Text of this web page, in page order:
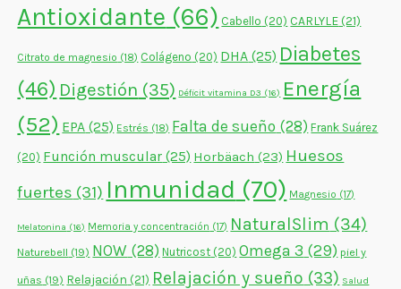
Antioxidante (66) Cabello (20) CARLYLE(21)
Citrato de magnesio (18) Colágeno (20) DHA (25) Diabetes
(46) Digestión (35) Déficit vitamina D3 (16) Energía
(52) EPA (25) Estrés (18) Falta de sueño (28) Frank Suárez
(20) Función muscular (25) Horbäach (23) Huesos
fuertes (31) Inmunidad (70) Magnesio (17)
Melatonina (16) Memoria y concentración (17) NaturalSlim (34)
Naturebell (19) NOW (28) Nutricost (20) Omega 3 (29) piel y
uñas (19) Relajación (21) Relajación y sueño (33) Salud